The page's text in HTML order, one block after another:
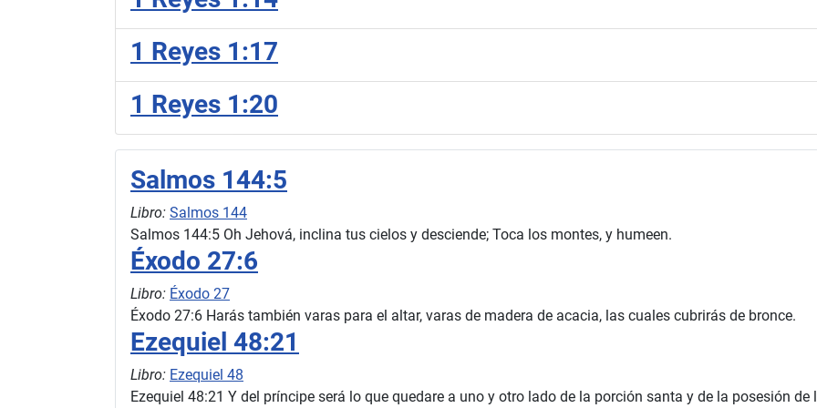
1 Reyes 1:17
1 Reyes 1:20
Salmos 144:5
Libro: Salmos 144
Salmos 144:5 Oh Jehová, inclina tus cielos y desciende; Toca los montes, y humeen.
Éxodo 27:6
Libro: Éxodo 27
Éxodo 27:6 Harás también varas para el altar, varas de madera de acacia, las cuales cubrirás de bronce.
Ezequiel 48:21
Libro: Ezequiel 48
Ezequiel 48:21 Y del príncipe será lo que quedare a uno y otro lado de la porción santa y de la posesión de